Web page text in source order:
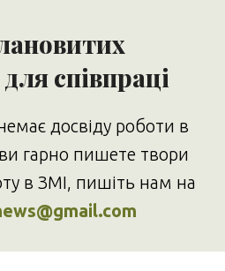
співпраці
досвіду роботи в
гарно пишете твори
в ЗМІ, пишіть нам на